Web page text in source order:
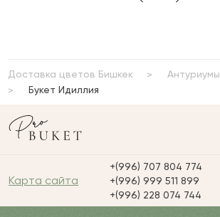
Доставка цветов Бишкек
Антуриумы
Букет Идиллия
Карта сайта
+(996) 707 804 774
+(996) 999 511 899
+(996) 228 074 744